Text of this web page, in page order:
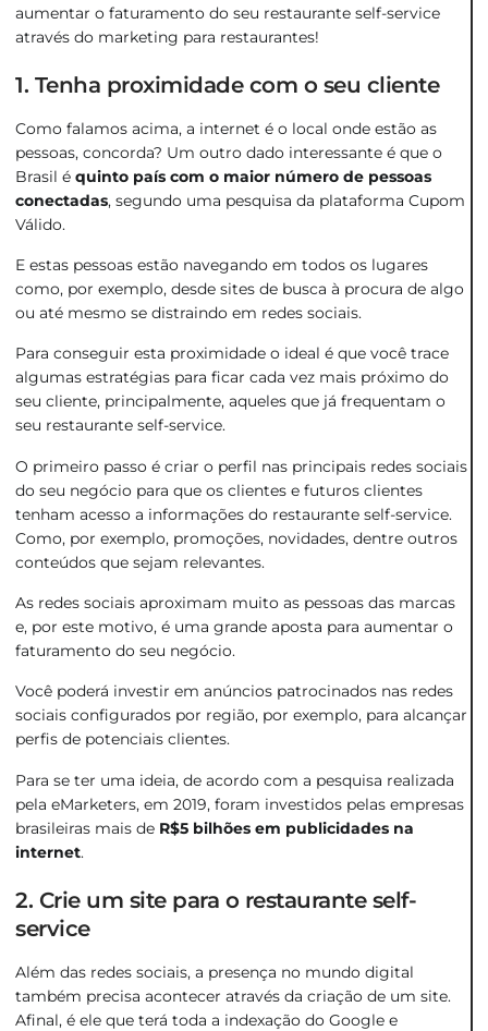
aumentar o faturamento do seu restaurante self-service
através do marketing para restaurantes!
1. Tenha proximidade com o seu cliente
Como falamos acima, a internet é o local onde estão as
pessoas, concorda? Um outro dado interessante é que o
Brasil é quinto país com o maior número de pessoas
conectadas, segundo uma pesquisa da plataforma Cupom
Válido.
E estas pessoas estão navegando em todos os lugares
como, por exemplo, desde sites de busca à procura de algo
ou até mesmo se distraindo em redes sociais.
Para conseguir esta proximidade o ideal é que você trace
algumas estratégias para ficar cada vez mais próximo do
seu cliente, principalmente, aqueles que já frequentam o
seu restaurante self-service.
O primeiro passo é criar o perfil nas principais redes sociais
do seu negócio para que os clientes e futuros clientes
tenham acesso a informações do restaurante self-service.
Como, por exemplo, promoções, novidades, dentre outros
conteúdos que sejam relevantes.
As redes sociais aproximam muito as pessoas das marcas
e, por este motivo, é uma grande aposta para aumentar o
faturamento do seu negócio.
Você poderá investir em anúncios patrocinados nas redes
sociais configurados por região, por exemplo, para alcançar
perfis de potenciais clientes.
Para se ter uma ideia, de acordo com a pesquisa realizada
pela eMarketers, em 2019, foram investidos pelas empresas
brasileiras mais de R$5 bilhões em publicidades na
internet.
2. Crie um site para o restaurante self-
service
Além das redes sociais, a presença no mundo digital
também precisa acontecer através da criação de um site.
Afinal, é ele que terá toda a indexação do Google e